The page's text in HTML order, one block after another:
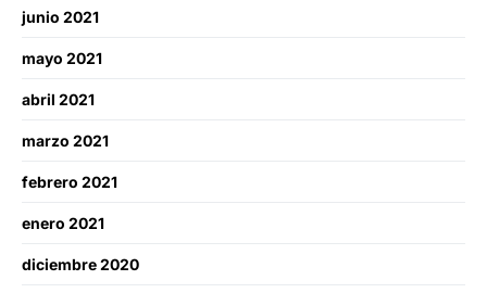
junio 2021
mayo 2021
abril 2021
marzo 2021
febrero 2021
enero 2021
diciembre 2020